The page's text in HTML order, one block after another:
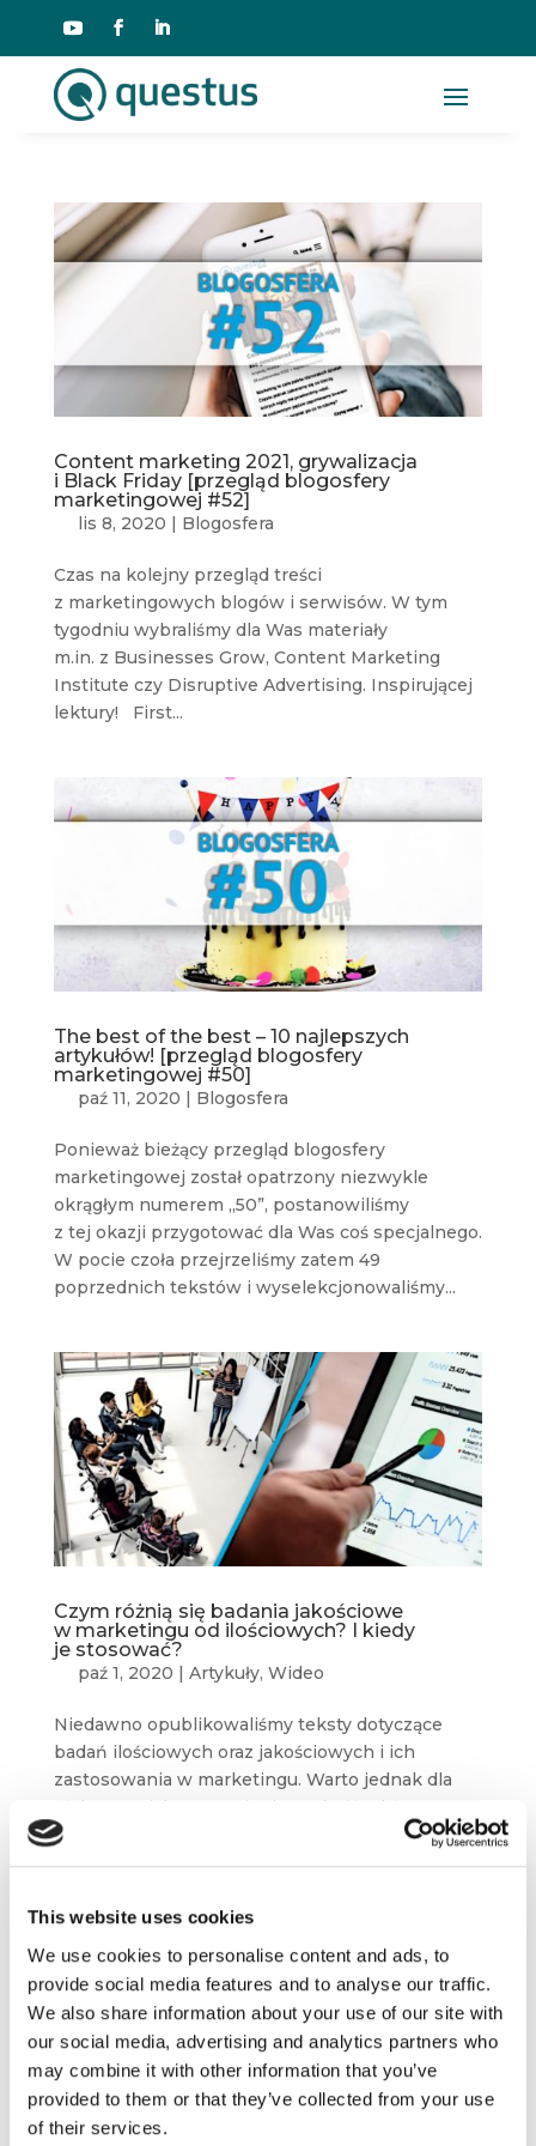
This website uses cookies
We use cookies to personalise content and ads, to
provide social media features and to analyse our traffic.
We also share information about your use of our site with
our social media, advertising and analytics partners who
may combine it with other information that you’ve
provided to them or that they’ve collected from your use
of their services.
Content marketing 2021, grywalizacja
i Black Friday [przegląd blogosfery
marketingowej #52]
lis 8, 2020 | Blogosfera
Czas na kolejny przegląd treści
z marketingowych blogów i serwisów. W tym
tygodniu wybraliśmy dla Was materiały
m.in. z Businesses Grow, Content Marketing
Institute czy Disruptive Advertising. Inspirującej
lektury! First...
The best of the best – 10 najlepszych
artykułów! [przegląd blogosfery
marketingowej #50]
paź 11, 2020 | Blogosfera
Ponieważ bieżący przegląd blogosfery
marketingowej został opatrzony niezwykle
okrągłym numerem „50”, postanowiliśmy
z tej okazji przygotować dla Was coś specjalnego.
W pocie czoła przejrzeliśmy zatem 49
poprzednich tekstów i wyselekcjonowaliśmy...
Czym różnią się badania jakościowe
w marketingu od ilościowych? I kiedy
je stosować?
paź 1, 2020 Artykuły, Wideo
Niedawno opublikowaliśmy teksty dotyczące
badań ilościowych oraz jakościowych i ich
zastosowania w marketingu. Warto jednak dla
głębszego ich zrozumienia omówić także, czym
się od siebie różną, jakie są zalety i wady
jednych...